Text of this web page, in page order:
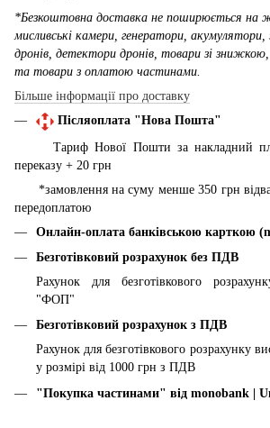
*Безкоштовна доставка не поширюється на
мисливські камери, генератори, акумулятори,
дронів, детектори дронів, товари зі
та товари з оплатою частинами.
Більше інформації про доставку
Післяоплата "Нова Пошта"
Тариф Нової Пошти за накладний
переказу + 20 грн
*замовлення на суму менше 350 грн
передоплатою
Онлайн-оплата банківською карткою
Безготівковий розрахунок без ПДВ
Рахунок для безготівкового
"ФОП"
Безготівковий розрахунок з ПДВ
Рахунок для безготівкового розрахунку
у розмірі від 1000 грн з ПДВ
"Покупка частинами" від monobank |